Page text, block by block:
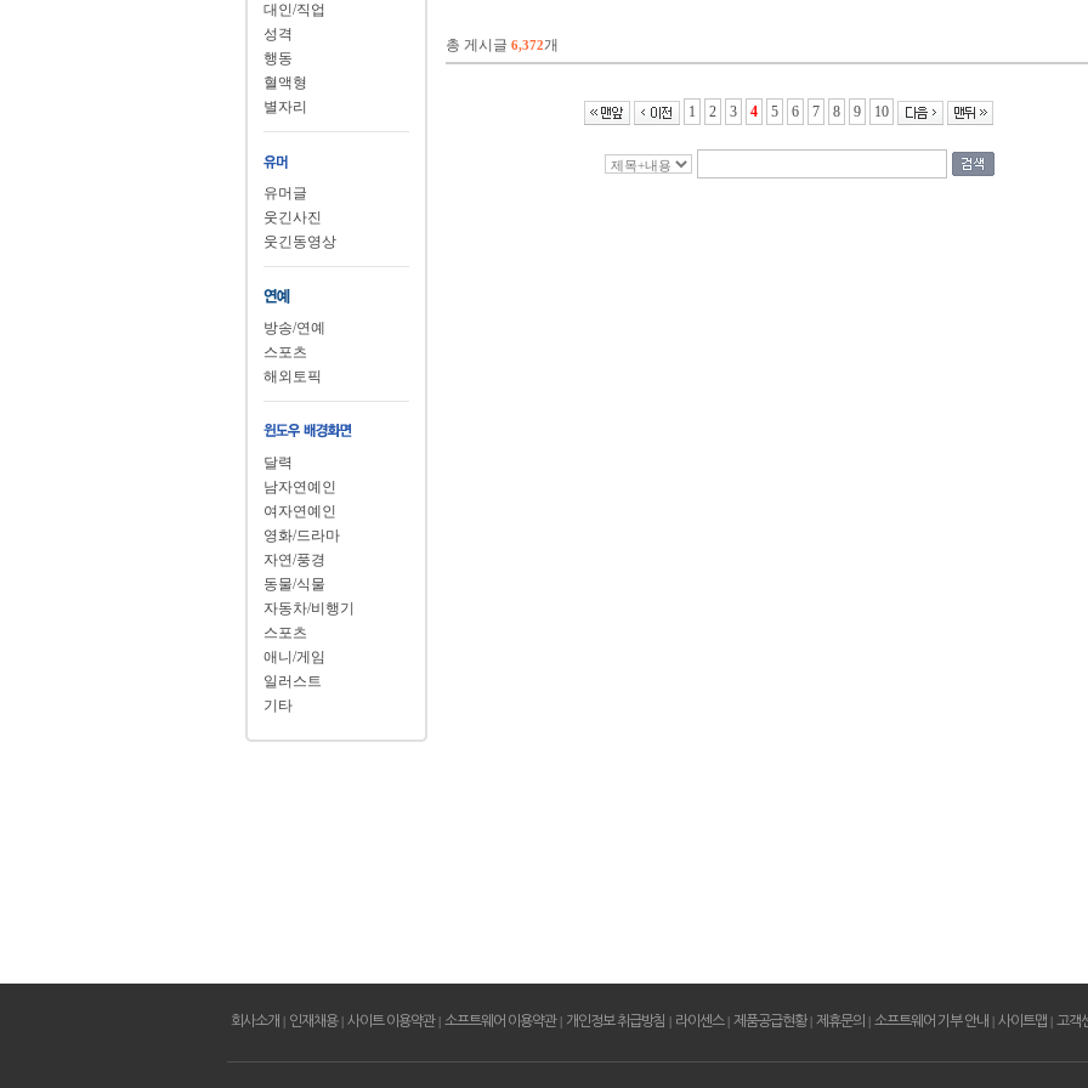
대인/직업
성격
행동
혈액형
별자리
유머글
웃긴사진
웃긴동영상
방송/연예
스포츠
해외토픽
달력
남자연예인
여자연예인
영화/드라마
자연/풍경
동물/식물
자동차/비행기
스포츠
애니/게임
일러스트
기타
총 게시글 6,372개
1 2 3 4 5 6 7 8 9
10
회사소개 | 인재채용 | 사이트 이용약관 | 소프트웨어 이용약관 | 개인정보 취급방침 | 라이센스 | 제품공급현황 | 제휴문의 | 소프트웨어 기부 안내 | 사이트맵 | 고객